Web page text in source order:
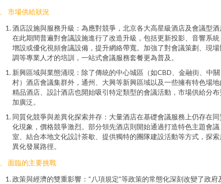
市場供給狀況
酒店設施與服務升級：為應對競爭，北京各大高星級酒店及會議型酒
在此期間普遍對會議設施進行了改造升級，包括更新投影、音響系統
增設或優化視頻會議設備，提升網絡帶寬。加強了對會議策劃、現場
調等專業人才的培訓，一站式會議服務套餐更為普及。
新興區域與業態涌現：除了傳統的中心城區（如CBD、金融街、中關
村）酒店會議集群外，通州、大興等新興區域以及一些擁有特色場地
精品酒店、設計酒店也開始吸引特定類型的會議活動，市場供給分布
加廣泛。
同質化競爭與差異化探索并存：大量酒店在基礎會議服務上仍存在同
化現象，價格競爭激烈。部分領先酒店則開始通過打造特色主題會議
室、結合本地文化設計茶歇、提供獨特的團隊建設活動等方式，探索
異化發展路徑。
面臨的主要挑戰
政策與經濟的雙重影響：“八項規定”等政策的常態化深刻改變了政府